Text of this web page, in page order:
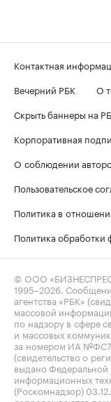
Контактная
Вечерний РБК
О
Скрыть баннеры на
Корпоративная
О соблюдении
Пользовательское
Политика в
Политика обработки
© ООО
1995–2026 .
агентства «РБК»
массовой
по надзору в сфере
и массовых
за номером ИА
(свидетельство о
выдано Федеральной
информационных
(Роскомнадзор)